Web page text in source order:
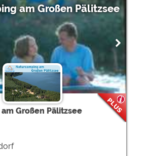
am Großen Pälitzsee
Großen Pälitzsee